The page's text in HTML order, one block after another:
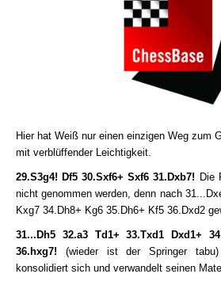
Hier hat Weiß nur einen einzigen Weg zum
mit verblüffender Leichtigkeit.
29.S3g4! Df5 30.Sxf6+ Sxf6 31.Dxb7! Die
nicht genommen werden, denn nach
Kxg7 34.Dh8+ Kg6 35.Dh6+ Kf5 36.Dxd2
31...Dh5 32.a3 Td1+ 33.Txd1 Dxd1+
36.hxg7! (wieder ist der Springer tabu)
konsolidiert sich und verwandelt seinen